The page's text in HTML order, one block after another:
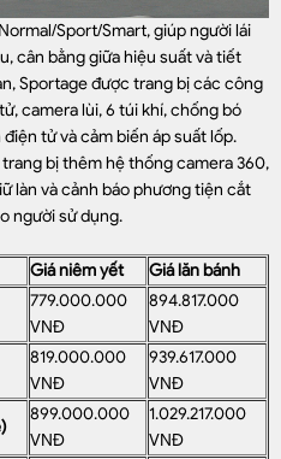
Sport/Smart, giúp người lái
cân bằng giữa hiệu suất và tiết
Sportage được trang bị các công
camera lùi, 6 túi khí, chống bó
tử và cảm biến áp suất lốp.
bị thêm hệ thống camera 360,
làn và cảnh báo phương tiện cắt
người sử dụng.
Giá niêm yết Giá lăn bánh
779.000.000
VNĐ
894.817.000
VNĐ
819.000.000
VNĐ
939.617.000
VNĐ
899.000.000
VNĐ
1.029.217.000
VNĐ